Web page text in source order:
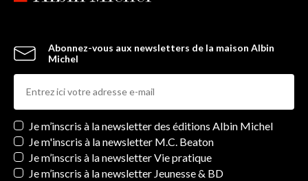
Abonnez-vous aux newsletters de la maison Albin
Michel
Newsletters
Je m’inscris à la newsletter des éditions Albin Michel
Je m'inscris à la newsletter M.C. Beaton
Je m’inscris à la newsletter Vie pratique
Je m’inscris à la newsletter Jeunesse & BD